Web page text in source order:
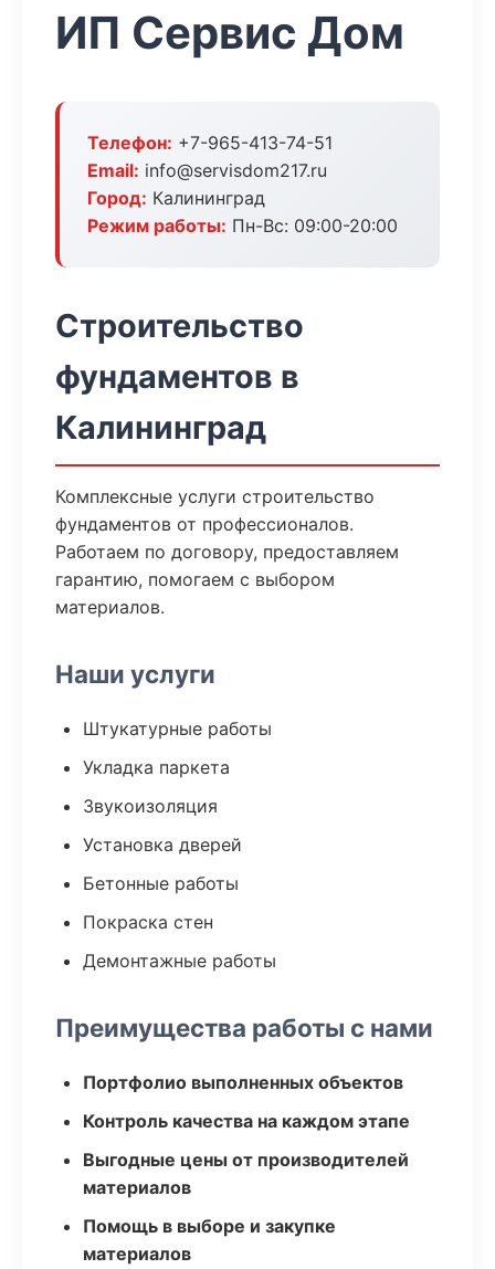
ИП Сервис Дом
Телефон: +7-965-413-74-51
Email: info@servisdom217.ru
Город: Калининград
Режим работы: Пн-Вс: 09:00-20:00
Строительство
фундаментов в
Калининград
Комплексные услуги строительство
фундаментов от профессионалов.
Работаем по договору, предоставляем
гарантию, помогаем с выбором
материалов.
Наши услуги
Штукатурные работы
Укладка паркета
Звукоизоляция
Установка дверей
Бетонные работы
Покраска стен
Демонтажные работы
Преимущества работы с нами
Портфолио выполненных объектов
Контроль качества на каждом этапе
Выгодные цены от производителей
материалов
Помощь в выборе и закупке
материалов